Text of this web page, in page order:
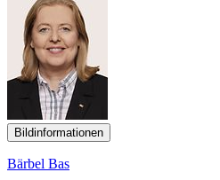
Bildinformationen
Bärbel Bas